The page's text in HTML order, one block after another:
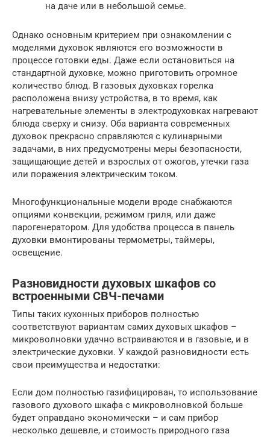
на даче или в небольшой семье.
Однако основным критерием при ознакомлении с
моделями духовок являются его возможности в
процессе готовки еды. Даже если остановиться на
стандартной духовке, можно приготовить огромное
количество блюд. В газовых духовках горелка
расположена внизу устройства, в то время, как
нагревательные элементы в электродуховках нагревают
блюда сверху и снизу. Оба варианта современных
духовок прекрасно справляются с кулинарными
задачами, в них предусмотрены меры безопасности,
защищающие детей и взрослых от ожогов, утечки газа
или поражения электрическим током.
Многофункциональные модели вроде снабжаются
опциями конвекции, режимом гриля, или даже
парогенератором. Для удобства процесса в панель
духовки вмонтированы термометры, таймеры,
освещение.
Разновидности духовых шкафов со
встроенными СВЧ-печами
Типы таких кухонных приборов полностью
соответствуют вариантам самих духовых шкафов –
микроволновки удачно встраиваются и в газовые, и в
электрические духовки. У каждой разновидности есть
свои преимущества и недостатки:
Если дом полностью газифицирован, то использование
газового духового шкафа с микроволновкой больше
будет оправдано экономически – и сам прибор
несколько дешевле, и стоимость природного газа